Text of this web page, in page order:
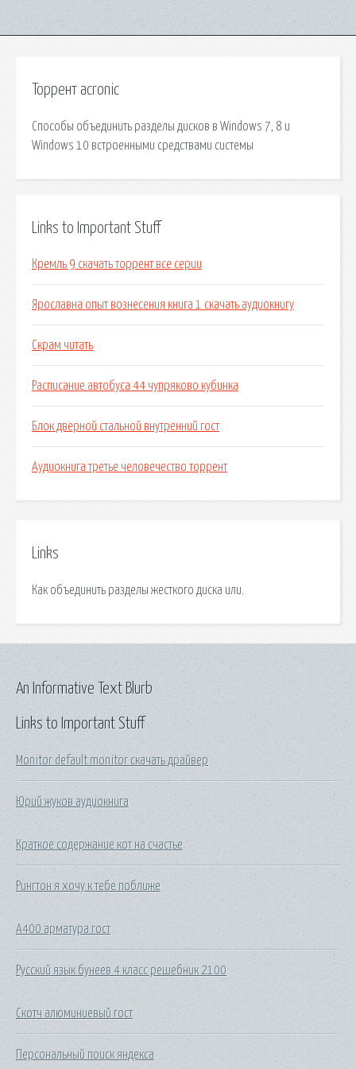
Торрент acronic
Способы объединить разделы дисков в Windows 7, 8 и
Windows 10 встроенными средствами системы
Links to Important Stuff
Кремль 9 скачать торрент все серии
Ярославна опыт вознесения книга 1 скачать аудиокнигу
Скрам читать
Расписание автобуса 44 чупряково кубинка
Блок дверной стальной внутренний гост
Аудиокнига третье человечество торрент
Links
Как объединить разделы жесткого диска или.
Links to Important Stuff
Monitor default monitor скачать драйвер
Юрий жуков аудиокнига
Краткое содержание кот на счастье
Рингтон я хочу к тебе поближе
А400 арматура гост
Русский язык бунеев 4 класс решебник 2100
Скотч алюминиевый гост
Персональный поиск яндекса
An Informative Text Blurb